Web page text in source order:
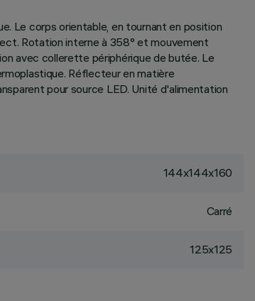
Le corps orientable, en tournant en position
Rotation interne à 358° et mouvement
avec collerette périphérique de butée. Le
Réflecteur en matière
pour source LED. Unité d'alimentation
144x144x160
Carré
125x125